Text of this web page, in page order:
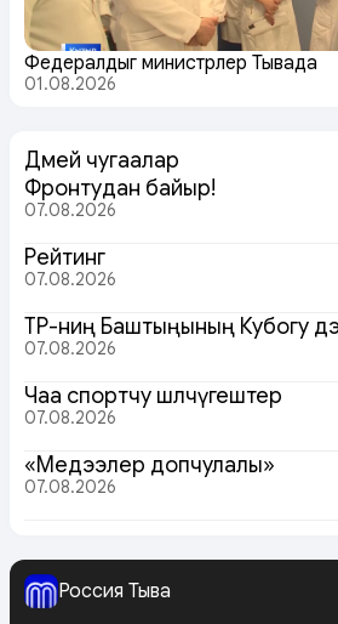
Федералдыг министрлер Тывада
01.08.2026
Дөмей чугаалар
Фронтудан байыр!
07.08.2026
Рейтинг
07.08.2026
ТР-ниң Баштыңының Кубогу
07.08.2026
Чаа спортчу шөлчүгештер
07.08.2026
«Медээлер допчулалы»
07.08.2026
Россия Тыва